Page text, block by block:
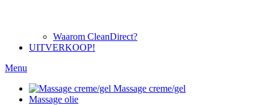
Waarom CleanDirect?
UITVERKOOP!
Menu
Massage creme/gel
Massage olie